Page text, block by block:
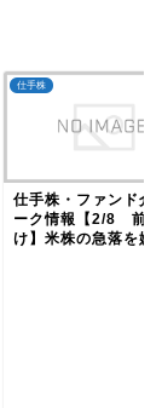
仕手株
仕手株・ファンド介
ーク情報【2/8 前引
け】米株の急落を嫌